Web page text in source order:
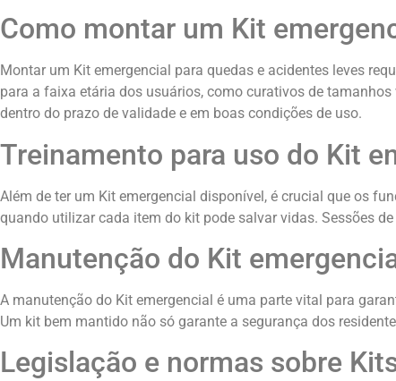
Como montar um Kit
Montar um Kit emergencial para quedas e acidentes leves
para a faixa etária dos usuários, como curativos de
dentro do prazo de validade e em boas condições de uso.
Treinamento para uso do Kit
Além de ter um Kit emergencial disponível, é crucial que os
quando utilizar cada item do kit pode salvar vidas. Sessões
Manutenção do Kit
A manutenção do Kit emergencial é uma parte vital para
Um kit bem mantido não só garante a segurança dos
Legislação e normas sobre